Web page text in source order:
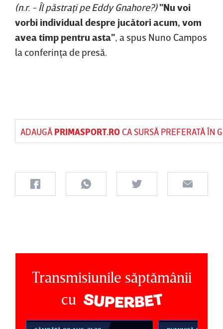
(n.r. - Îl păstraţi pe Eddy Gnahore?)"Nu voi
vorbi individual despre jucători acum, vom
avea timp pentru asta" , a spus Nuno Campos
la conferinţa de presă.
ADAUGĂ PRIMASPORT.ROCA SURSĂ PREFERATĂ ÎN
Transmisiunile săptămânii
cu